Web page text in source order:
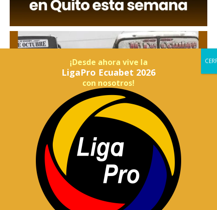
¡Desde ahora vive la
LigaPro Ecuabet 2026
con nosotros!